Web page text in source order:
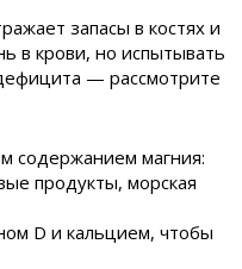
запасы в костях и
в крови, но испытывать
— рассмотрите
содержанием магния:
продукты, морская
D и кальцием, чтобы